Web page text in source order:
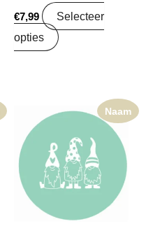
€7,99
Selecteer
opties
Naam